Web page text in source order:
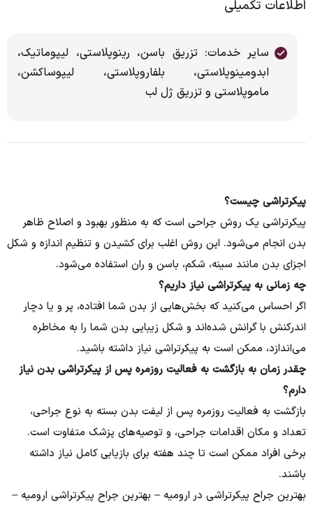
اطلاعات تکمیلی
سایر خدمات: تزریق باسن، رینوپلاستی، لیپوماتیک،
ابدومینوپلاستی، بلفاروپلاستی، لیپوساکشن،
ماموپلاستی و تزریق ژل لب
پیکرتراشی چیست؟
پیکرتراشی یک روش جراحی است که به منظور بهبود و اصلاح ظاهر
بدن انجام می‌شود. این روش اغلب برای کشیدن و تنظیم اندازه و شکل
اجزای بدن مانند سینه، شکم، باسن و ران استفاده می‌شود.
چه زمانی به پیکرتراشی نیاز داریم؟
اگر احساس می‌کنید که بخش‌هایی از بدن شما افتاده، پر و یا دچار
اندرکنش با گرانش شده‌اند و شکل زیبایی بدن شما را به مخاطره
می‌اندازد، ممکن است به پیکرتراشی نیاز داشته باشید.
چقدر زمان به بازگشت به فعالیت روزمره پس از پیکرتراشی بدن نیاز
دارم؟
بازگشت به فعالیت روزمره پس از لیفت بدن بسته به نوع جراحی،
تعداد و مکان اقدامات جراحی، و توصیه‌های پزشک متفاوت است.
برخی افراد ممکن است تا چند هفته برای بازیابی کامل نیاز داشته
باشند.
بهترین جراح پیکرتراشی در ارومیه – بهترین جراح پیکرتراشی ارومیه –